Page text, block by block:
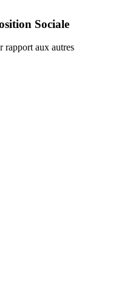
Sociale
rapport aux autres